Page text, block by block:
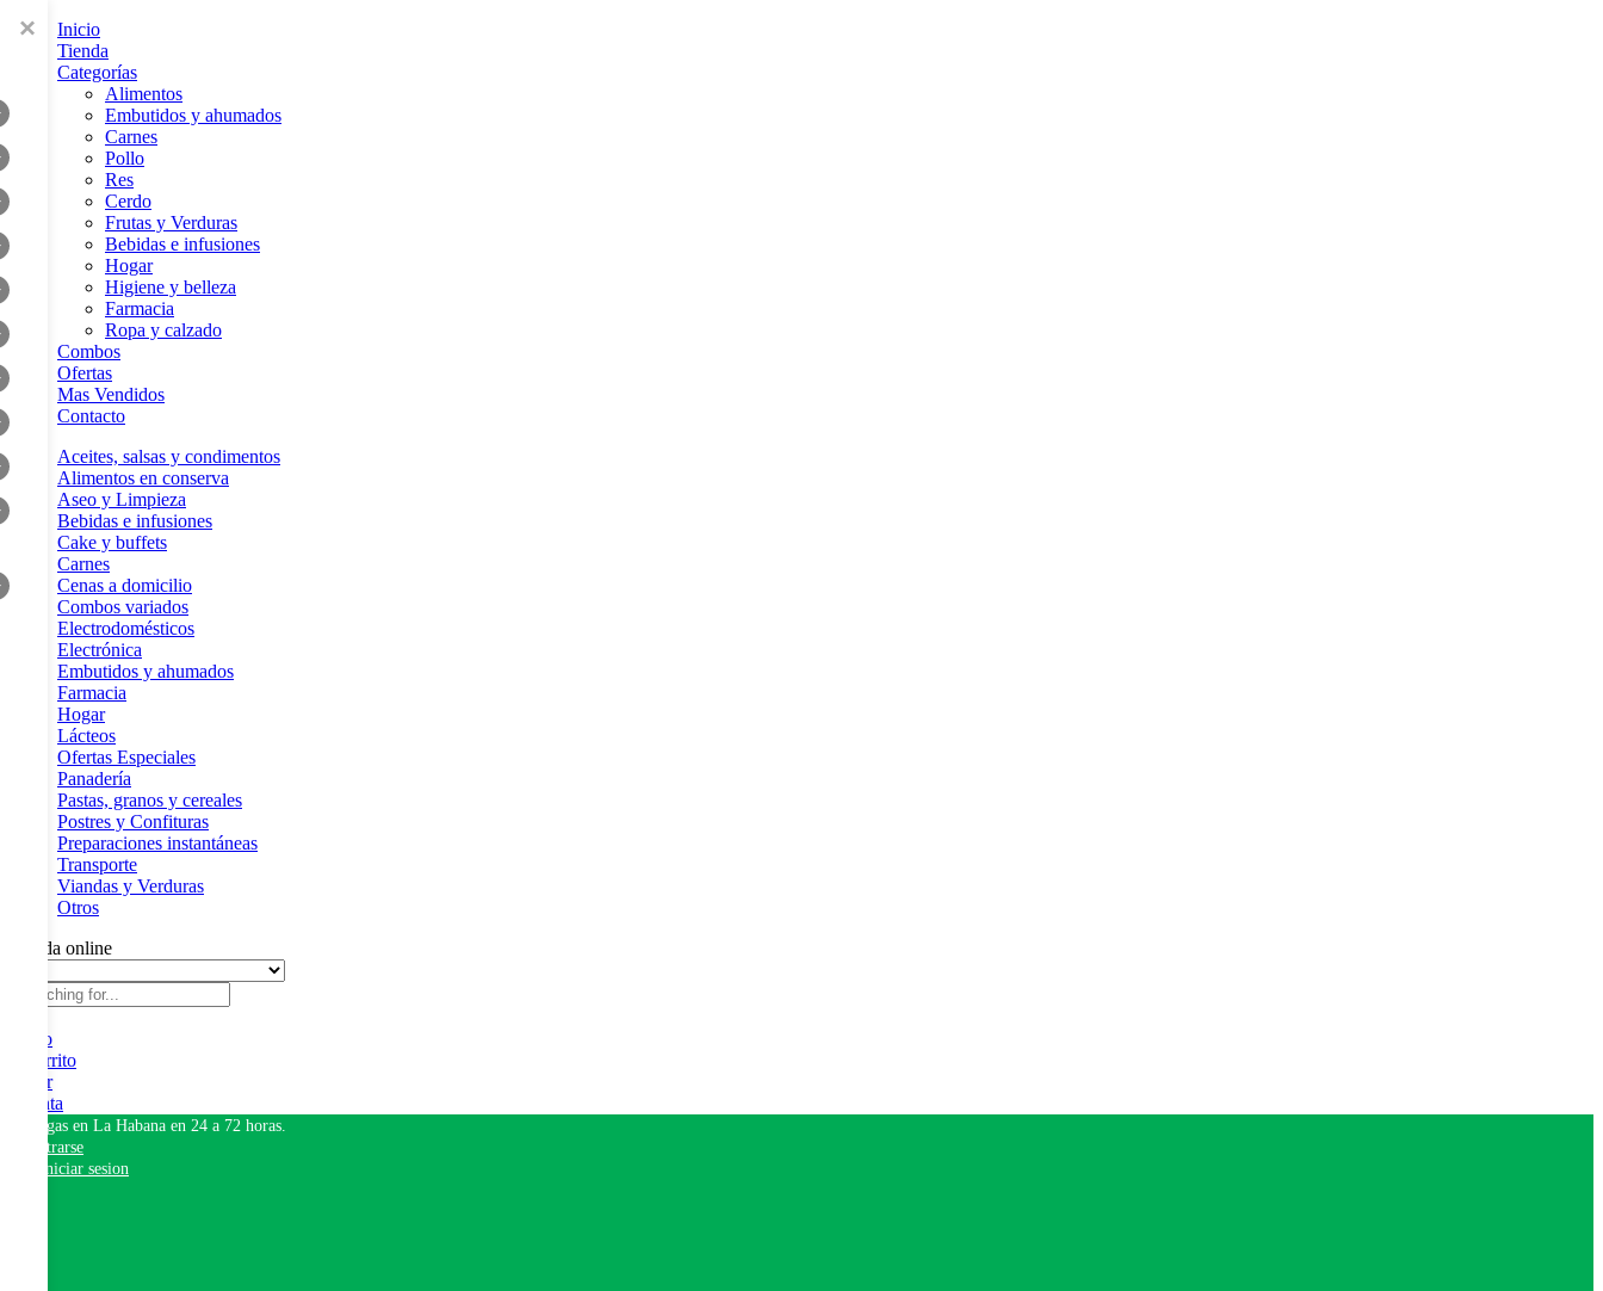
Inicio
Tienda
Categorías
Alimentos
Embutidos y ahumados
Carnes
Pollo
Res
Cerdo
Frutas y Verduras
Bebidas e infusiones
Hogar
Higiene y belleza
Farmacia
Ropa y calzado
Combos
Ofertas
Mas Vendidos
Contacto
Aceites, salsas y condimentos
Alimentos en conserva
Aseo y Limpieza
Bebidas e infusiones
Cake y buffets
Carnes
Cenas a domicilio
Combos variados
Electrodomésticos
Electrónica
Embutidos y ahumados
Farmacia
Hogar
Lácteos
Ofertas Especiales
Panadería
Pastas, granos y cereales
Postres y Confituras
Preparaciones instantáneas
Transporte
Viandas y Verduras
Otros
Tienda online
Inicio
Carrito
Pagar
Cuenta
Entregas en La Habana en 24 a 72 horas.
Registrarse
Iniciar sesion
×